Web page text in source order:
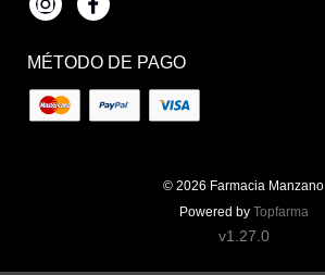
InstagramFacebook
MÉTODO DE PAGO
© 2026 Farmacia Manzano
Powered by Topfarma
v1.27.0